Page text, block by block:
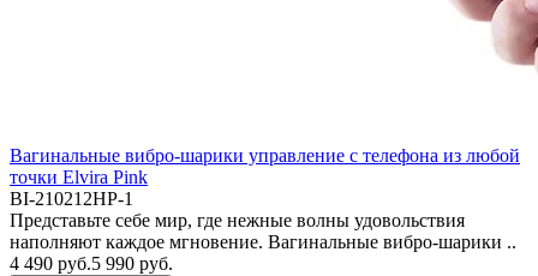
Вагинальные вибро-шарики управление с телефона из любой
точки Elvira Pink
BI-210212HP-1
Представьте себе мир, где нежные волны удовольствия
наполняют каждое мгновение. Вагинальные вибро-шарики ..
4 490 руб.5 990 руб.